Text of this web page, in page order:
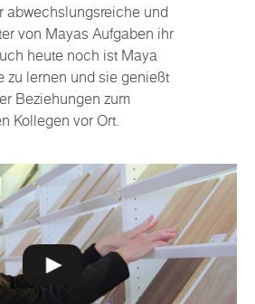
abwechslungsreiche und
von Mayas Aufgaben ihr
heute noch ist Maya
zu lernen und sie genießt
Beziehungen zum
Kollegen vor Ort.